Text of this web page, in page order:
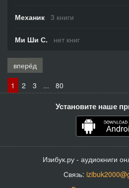
Механик 3 книги
Ми Ши С. нет книг
вперёд
1
2 3 ... 80
Установите наше
Изибук.ру - аудиокниги
Связь: